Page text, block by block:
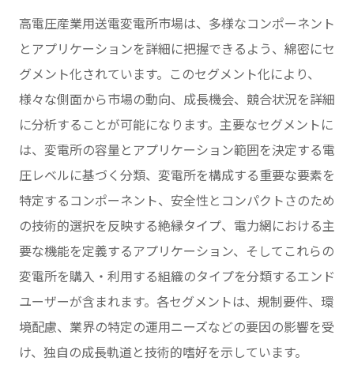
高電圧産業用送電変電所市場は、多様なコンポーネント
とアプリケーションを詳細に把握できるよう、綿密にセ
グメント化されています。このセグメント化により、
様々な側面から市場の動向、成長機会、競合状況を詳細
に分析することが可能になります。主要なセグメントに
は、変電所の容量とアプリケーション範囲を決定する電
圧レベルに基づく分類、変電所を構成する重要な要素を
特定するコンポーネント、安全性とコンパクトさのため
の技術的選択を反映する絶縁タイプ、電力網における主
要な機能を定義するアプリケーション、そしてこれらの
変電所を購入・利用する組織のタイプを分類するエンド
ユーザーが含まれます。各セグメントは、規制要件、環
境配慮、業界の特定の運用ニーズなどの要因の影響を受
け、独自の成長軌道と技術的嗜好を示しています。